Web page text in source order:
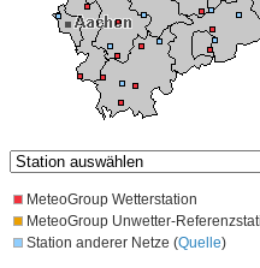
MeteoGroup Wetterstation
MeteoGroup Unwetter-
Station anderer Netze (Quelle)